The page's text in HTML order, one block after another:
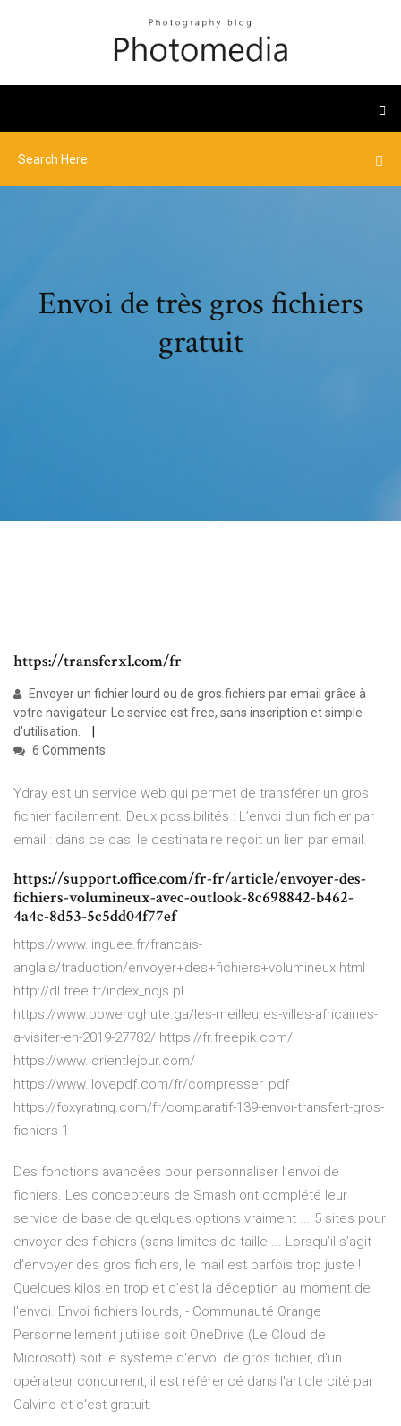
Envoi de très gros fichiers
gratuit
https://transferxl.com/fr
Envoyer un fichier lourd ou de gros fichiers par email grâce à
votre navigateur. Le service est free, sans inscription et simple
d'utilisation.
6 Comments
Ydray est un service web qui permet de transférer un gros
fichier facilement. Deux possibilités : L’envoi d’un fichier par
email : dans ce cas, le destinataire reçoit un lien par email.
https://support.office.com/fr-fr/article/envoyer-des-
fichiers-volumineux-avec-outlook-8c698842-b462-
4a4c-8d53-5c5dd04f77ef
https://www.linguee.fr/francais-
anglais/traduction/envoyer+des+fichiers+volumineux.html
http://dl.free.fr/index_nojs.pl
https://www.powercghute.ga/les-meilleures-villes-africaines-
a-visiter-en-2019-27782/ https://fr.freepik.com/
https://www.lorientlejour.com/
https://www.ilovepdf.com/fr/compresser_pdf
https://foxyrating.com/fr/comparatif-139-envoi-transfert-gros-
fichiers-1
Des fonctions avancées pour personnaliser l’envoi de
fichiers. Les concepteurs de Smash ont complété leur
service de base de quelques options vraiment ... 5 sites pour
envoyer des fichiers (sans limites de taille ... Lorsqu’il s’agit
d’envoyer des gros fichiers, le mail est parfois trop juste !
Quelques kilos en trop et c’est la déception au moment de
l’envoi. Envoi fichiers lourds, - Communauté Orange
Personnellement j'utilise soit OneDrive (Le Cloud de
Microsoft) soit le système d'envoi de gros fichier, d'un
opérateur concurrent, il est référencé dans l'article cité par
Calvino et c'est gratuit.